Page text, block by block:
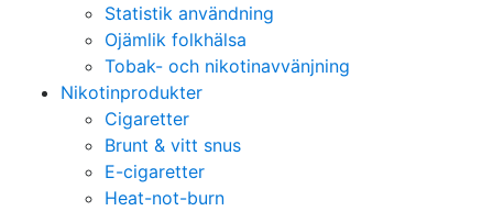
Statistik användning
Ojämlik folkhälsa
Tobak- och nikotinavvänjning
Nikotinprodukter
Cigaretter
Brunt & vitt snus
E-cigaretter
Heat-not-burn